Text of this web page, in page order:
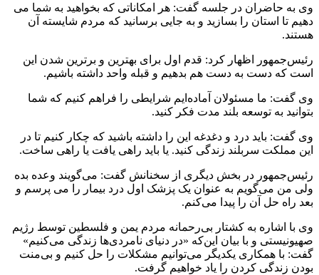
وی به حاضران در جلسه گفت: هر امکاناتی که بخواهید به شما می
دهیم تا استان را بسازید و به جایی برسانید که مردم شایسته آن
هستند.
رئیس‌جمهور اظهار کرد: قدم اول برای بهترین و برترین شدن این
است که دست به دست هم بدهیم و قبله واحد داشته باشیم.
وی گفت: ما مسئولان آماده‌ایم شرایطی را فراهم کنیم که شما
بتوانید به توسعه بلند مدت فکر کنید.
وی گفت: باید درد و دغدغه این را داشته باشید که چکار کنیم تا در
این مملکت سربلند زندگی کنید. یا باید راهی یافت یا راهی ساخت.
رئیس‌جمهور در بخش دیگری از سخنانش گفت: می‌گویند وعده بده
ولی من می‌گویم به عنوان یک پزشک اول درد بیمار را می پرسم و
بعد راه حل آن را پیدا می‌کنم.
وی با اشاره به کشتار بی‌رحمانه مردم یمن و فلسطین توسط رژیم
صهیونیستی و با بیان این‌که «در دنیای نامردی‌ها زندگی می‌کنیم»
گفت: با همکاری یکدیگر می‌توانیم مشکلات را حل کنیم و بی‌منت
بودن زندگی کردن را یاد خواهیم گرفت.